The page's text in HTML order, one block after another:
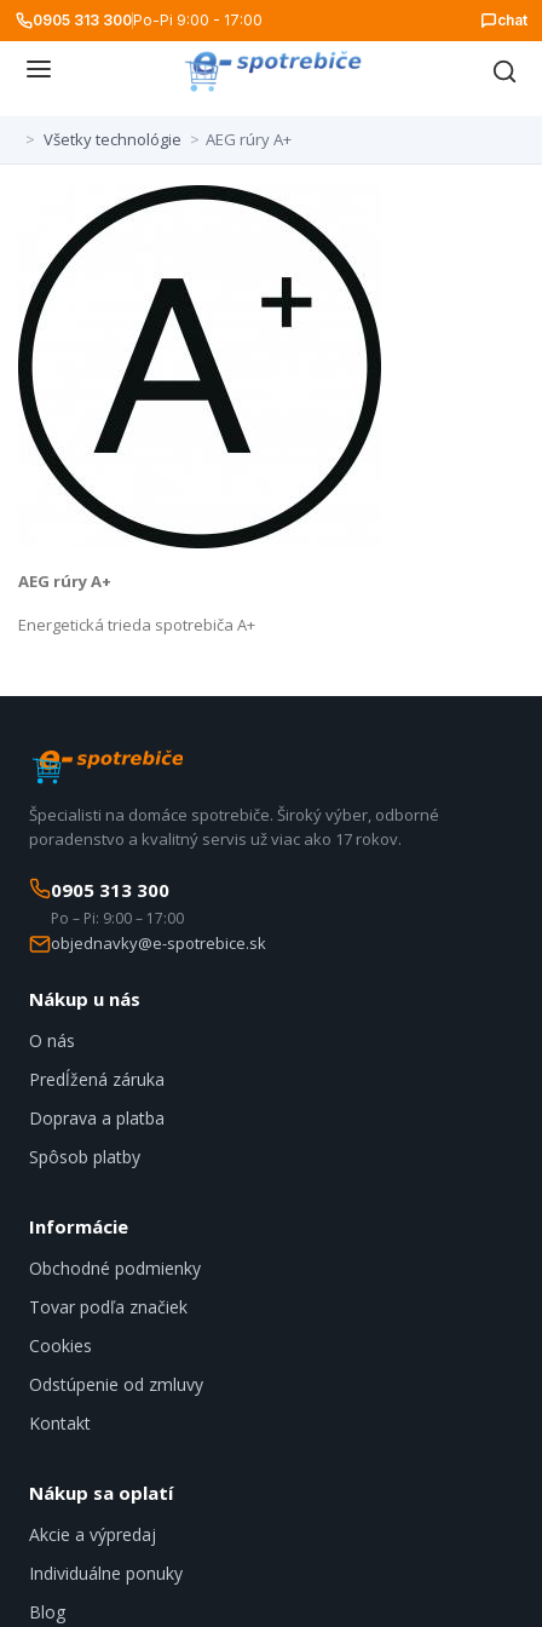
0905 313 300Po-Pi 9:00 - 17:00 chat
> Všetky technológie > AEG rúry A+
AEG rúry A+
Energetická trieda spotrebiča A+
Špecialisti na domáce spotrebiče. Široký výber, odborné
poradenstvo a kvalitný servis už viac ako 17 rokov.
0905 313 300
Po – Pi: 9:00 – 17:00
objednavky@e-spotrebice.sk
Nákup u nás
O nás
Predĺžená záruka
Doprava a platba
Spôsob platby
Informácie
Obchodné podmienky
Tovar podľa značiek
Cookies
Odstúpenie od zmluvy
Kontakt
Nákup sa oplatí
Akcie a výpredaj
Individuálne ponuky
Blog